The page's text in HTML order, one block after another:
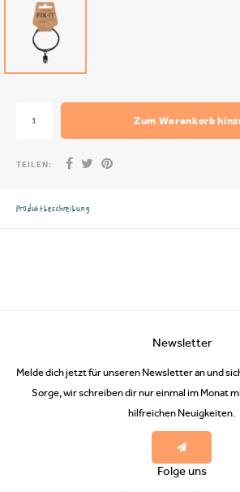
Zum Warenkorb
TEILEN:
Produktbeschreibung
Newsletter
Melde dich jetzt für unseren Newsletter an und
Sorge, wir schreiben dir nur einmal im Monat
hilfreichen Neuigkeiten.
Folge uns